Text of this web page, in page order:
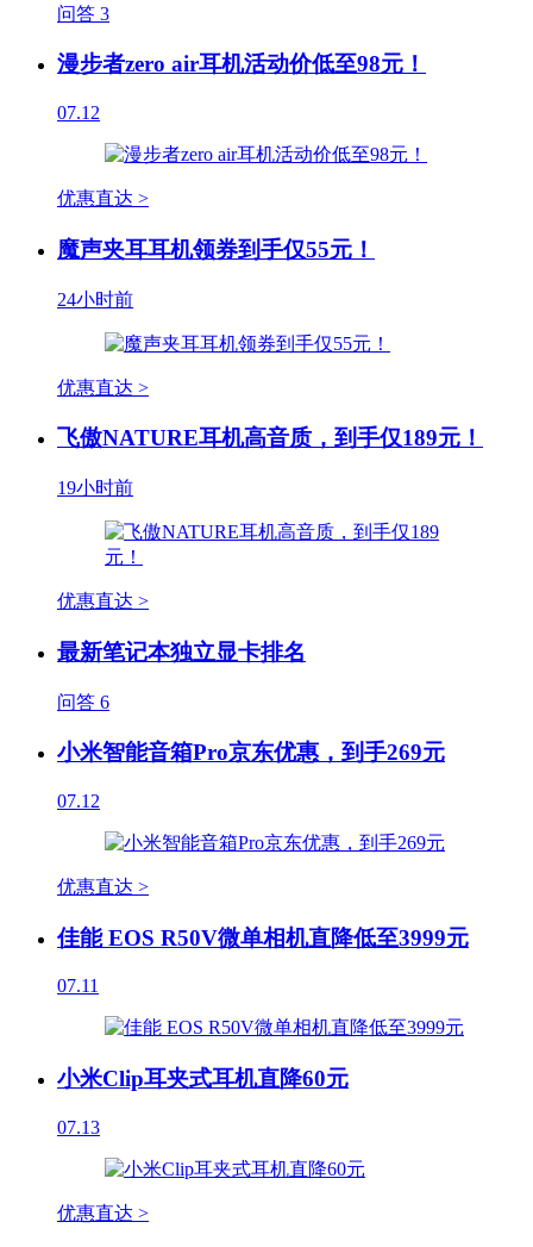
问答 3
漫步者zero air耳机活动价低至98元！
07.12
优惠直达 >
魔声夹耳耳机领券到手仅55元！
24小时前
优惠直达 >
飞傲NATURE耳机高音质，到手仅189元！
19小时前
优惠直达 >
最新笔记本独立显卡排名
问答 6
小米智能音箱Pro京东优惠，到手269元
07.12
优惠直达 >
佳能 EOS R50V微单相机直降低至3999元
07.11
小米Clip耳夹式耳机直降60元
07.13
优惠直达 >